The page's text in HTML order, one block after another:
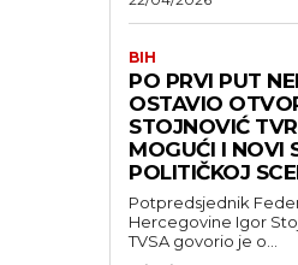
BIH
PO PRVI PUT
OSTAVIO
STOJNOVIĆ
MOGUĆI I NOVI
POLITIČKOJ
Potpredsjednik
Hercegovine Igor
TVSA govorio je o...